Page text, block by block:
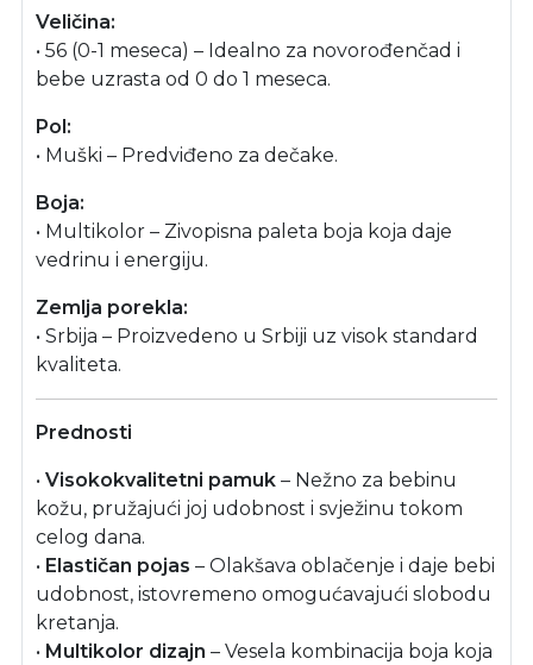
Veličina:
• 56 (0-1 meseca) – Idealno za novorođenčad i
bebe uzrasta od 0 do 1 meseca.
Pol:
• Muški – Predviđeno za dečake.
Boja:
• Multikolor – Zivopisna paleta boja koja daje
vedrinu i energiju.
Zemlja porekla:
• Srbija – Proizvedeno u Srbiji uz visok standard
kvaliteta.
Prednosti
•Visokokvalitetni pamuk – Nežno za bebinu
kožu, pružajući joj udobnost i svježinu tokom
celog dana.
• Elastičan pojas – Olakšava oblačenje i daje bebi
udobnost, istovremeno omogućavajući slobodu
kretanja.
• Multikolor dizajn – Vesela kombinacija boja koja